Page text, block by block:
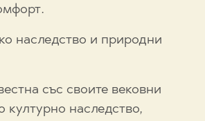
наследство и природни
със своите вековни
културно наследство,